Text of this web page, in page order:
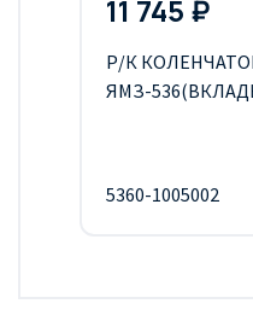
11 745 ₽
Р/К
ЯМЗ-
5360-1005002